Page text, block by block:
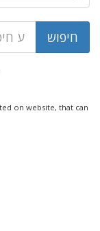
on website, that can